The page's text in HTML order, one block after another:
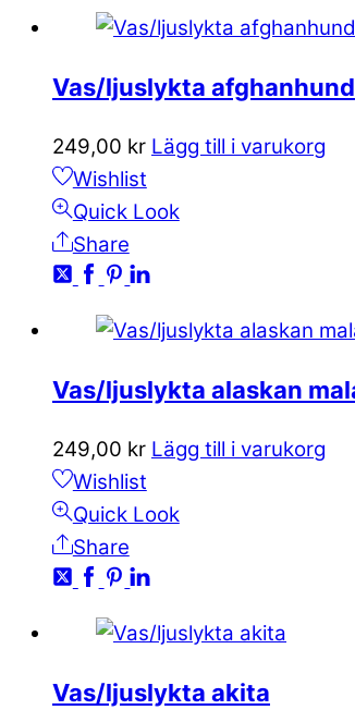
Vas/ljuslykta afghanhund
249,00 kr Lägg till i varukorg
Wishlist
Quick Look
Share
Vas/ljuslykta alaskan
249,00 kr Lägg till i varukorg
Wishlist
Quick Look
Share
Vas/ljuslykta akita